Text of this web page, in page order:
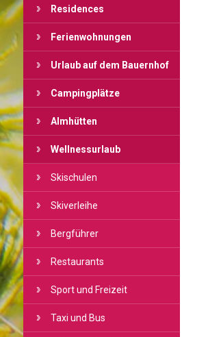
Residences
Ferienwohnungen
Urlaub auf dem Bauernhof
Campingplätze
Almhütten
Wellnessurlaub
Skischulen
Skiverleihe
Bergführer
Restaurants
Sport und Freizeit
Taxi und Bus